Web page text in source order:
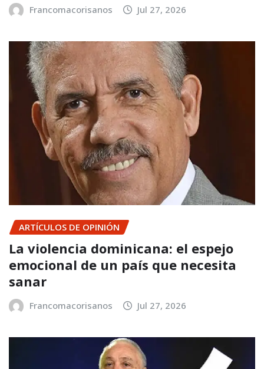
Francomacorisanos Jul 27, 2026
ARTÍCULOS DE OPINIÓN
La violencia dominicana: el espejo
emocional de un país que necesita
sanar
Francomacorisanos Jul 27, 2026